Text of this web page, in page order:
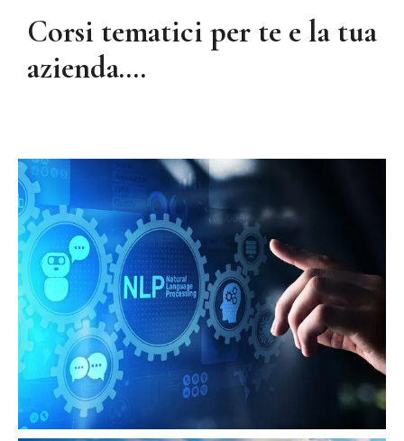
Corsi tematici per te e la tua
azienda….